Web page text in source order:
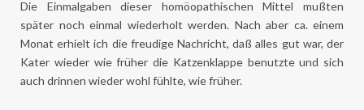
Die Einmalgaben dieser homöopathischen Mittel mußten
später noch einmal wiederholt werden. Nach aber ca. einem
Monat erhielt ich die freudige Nachricht, daß alles gut war, der
Kater wieder wie früher die Katzenklappe benutzte und sich
auch drinnen wieder wohl fühlte, wie früher.